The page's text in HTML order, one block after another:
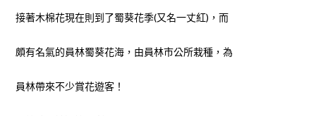
接著木棉花現在則到了蜀葵花季(又名一丈紅)，而
頗有名氣的員林蜀葵花海，由員林市公所栽種，為
員林帶來不少賞花遊客！